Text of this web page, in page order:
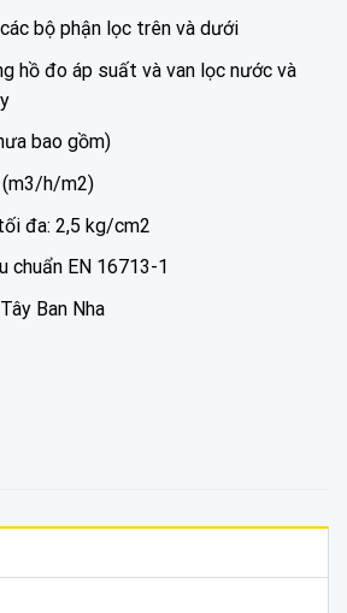
bộ phận lọc trên và dưới
hồ đo áp suất và van lọc nước và
bao gồm)
h/m2)
đa: 2,5 kg/cm2
chuẩn EN 16713-1
Ban Nha